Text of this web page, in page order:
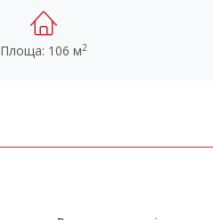
Площа: 106 м2